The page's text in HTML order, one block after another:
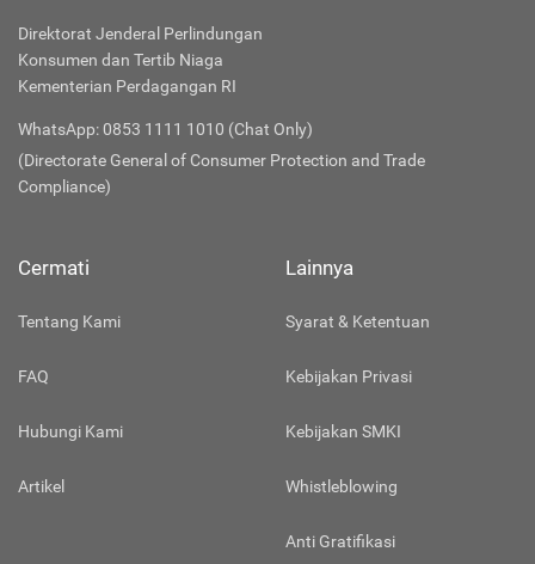
Direktorat Jenderal Perlindungan
Konsumen dan Tertib Niaga
Kementerian Perdagangan RI
WhatsApp: 0853 1111 1010 (Chat Only)
(Directorate General of Consumer Protection and Trade
Compliance)
Cermati
Tentang Kami
FAQ
Hubungi Kami
Artikel
Lainnya
Syarat & Ketentuan
Kebijakan Privasi
Kebijakan SMKI
Whistleblowing
Anti Gratifikasi